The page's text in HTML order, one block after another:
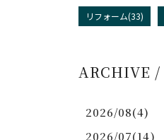
リフォーム(33)
ARCHIVE /
2026/08(4)
2026/07(14)